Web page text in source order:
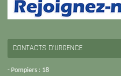
CONTACTS D’URGENCE
- Pompiers : 18